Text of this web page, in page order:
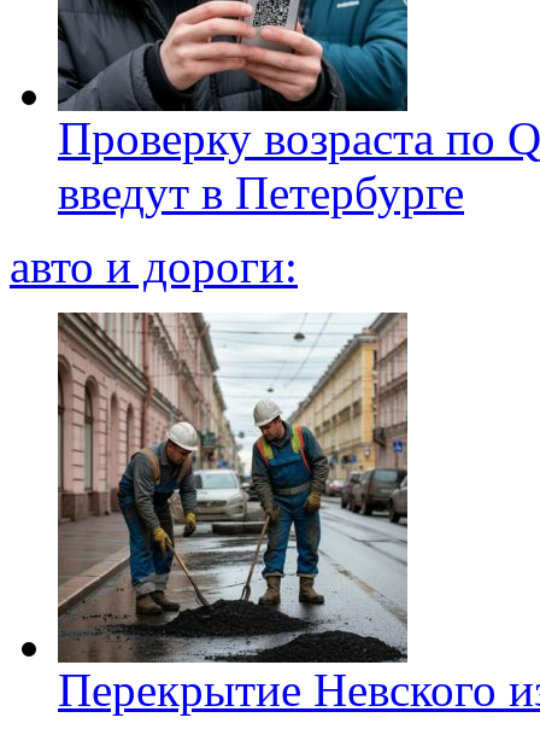
Проверку возраста по
введут в Петербурге
авто и дороги:
Перекрытие Невского